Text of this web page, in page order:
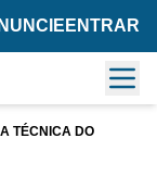
ENTRAR
TÉCNICA DO